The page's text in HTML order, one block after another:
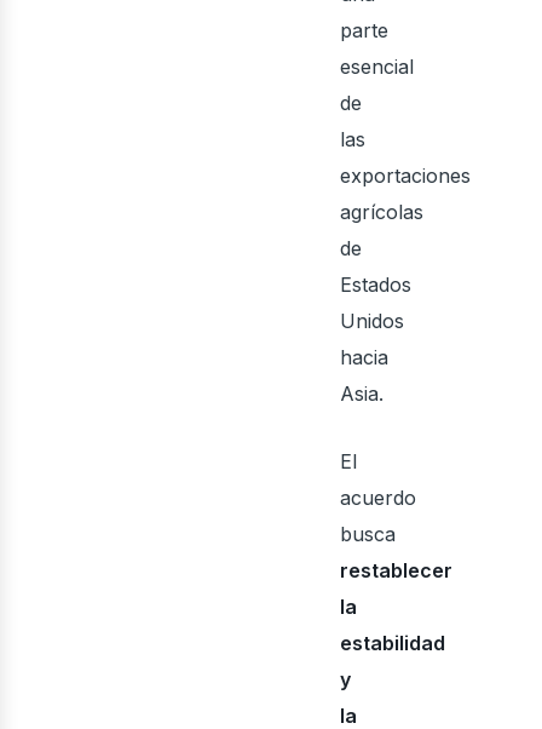
parte
esencial
de
las
exportaciones
agrícolas
de
Estados
Unidos
hacia
Asia.
El
acuerdo
busca
restablecer
la
estabilidad
y
la